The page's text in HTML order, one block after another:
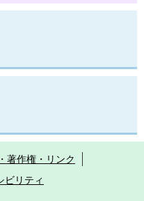
著作権・リンク
ビリティ